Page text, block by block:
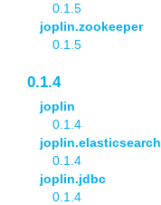
0.1.5
joplin.zookeeper
0.1.5
0.1.4
joplin
0.1.4
joplin.elasticsearch
0.1.4
joplin.jdbc
0.1.4